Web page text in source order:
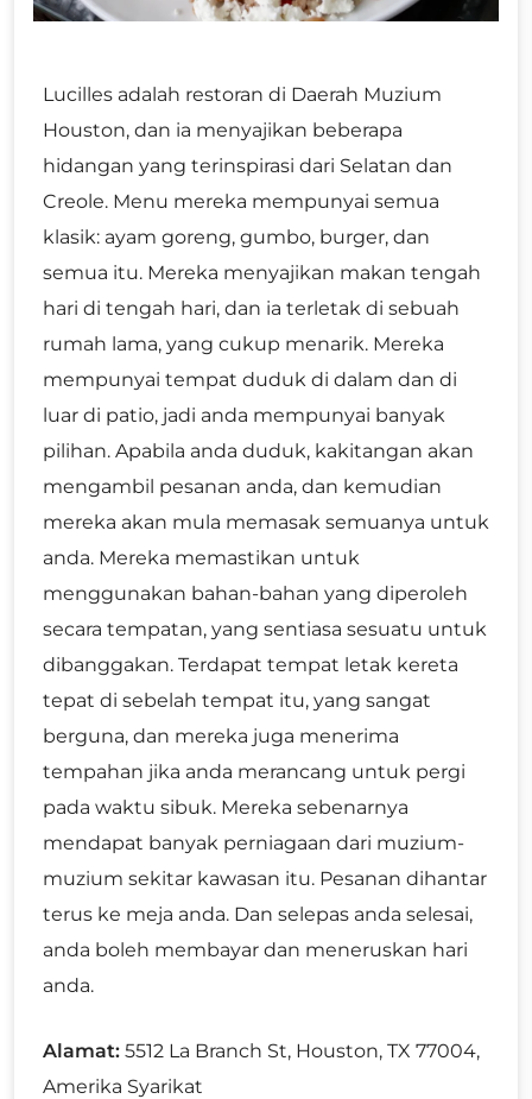
Lucilles adalah restoran di Daerah Muzium
Houston, dan ia menyajikan beberapa
hidangan yang terinspirasi dari Selatan dan
Creole. Menu mereka mempunyai semua
klasik: ayam goreng, gumbo, burger, dan
semua itu. Mereka menyajikan makan tengah
hari di tengah hari, dan ia terletak di sebuah
rumah lama, yang cukup menarik. Mereka
mempunyai tempat duduk di dalam dan di
luar di patio, jadi anda mempunyai banyak
pilihan. Apabila anda duduk, kakitangan akan
mengambil pesanan anda, dan kemudian
mereka akan mula memasak semuanya untuk
anda. Mereka memastikan untuk
menggunakan bahan-bahan yang diperoleh
secara tempatan, yang sentiasa sesuatu untuk
dibanggakan. Terdapat tempat letak kereta
tepat di sebelah tempat itu, yang sangat
berguna, dan mereka juga menerima
tempahan jika anda merancang untuk pergi
pada waktu sibuk. Mereka sebenarnya
mendapat banyak perniagaan dari muzium-
muzium sekitar kawasan itu. Pesanan dihantar
terus ke meja anda. Dan selepas anda selesai,
anda boleh membayar dan meneruskan hari
anda.
Alamat: 5512 La Branch St, Houston, TX 77004,
Amerika Syarikat